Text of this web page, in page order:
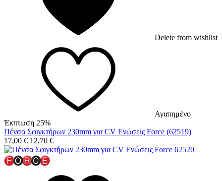
Delete from wishlist
Αγαπημένο
Έκπτωση 25%
Πένσα Σφιγκτήρων 230mm για CV Ενώσεις Force (62519)
17,00 € 12,70 €